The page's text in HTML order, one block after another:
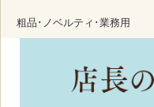
粗品･ノベルティ･業務用